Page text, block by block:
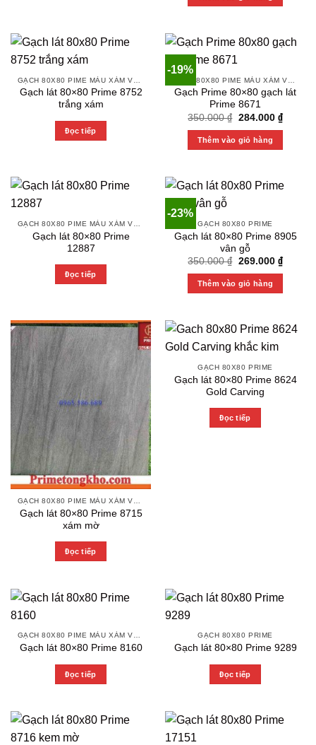
Gạch lát 80×80 Prime 8752
trắng xám
Đọc tiếp
-19%
Gạch Prime 80×80 gạch lát
Prime 8671
350.000₫ Original
was:
350.000 ₫.
284.000 ₫Current
price
Thêm vào giỏ hàng
Gạch lát 80×80 Prime
12887
Đọc tiếp
-23%
GẠCH 80X80 PRIME
Gạch lát 80×80 Prime 8905
vân gỗ
350.000₫ Original
was:
350.000 ₫.
269.000 ₫Current
price
Thêm vào giỏ hàng
Gạch lát 80×80 Prime 8715
xám mờ
Đọc tiếp
GẠCH 80X80 PRIME
Gạch lát 80×80 Prime 8624
Gold Carving
Đọc tiếp
Gạch lát 80×80 Prime 8160
Đọc tiếp
GẠCH 80X80 PRIME
Gạch lát 80×80 Prime 9289
Đọc tiếp